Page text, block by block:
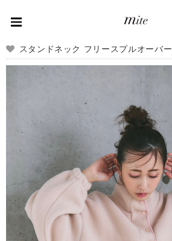
スタンドネック フリースプルオーバー